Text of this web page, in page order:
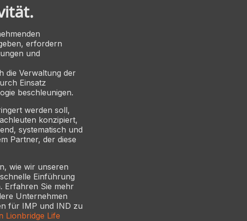
erfordern
und
die Verwaltung der
Einsatz
beschleunigen.
werden soll,
konzipiert,
systematisch und
Partner, der diese
wie wir unseren
Einführung
Erfahren Sie mehr
Unternehmen
für IMP und IND zu
Lionbridge Life